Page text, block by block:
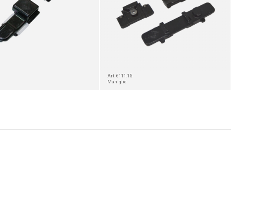
Art. 6111.15
Maniglie